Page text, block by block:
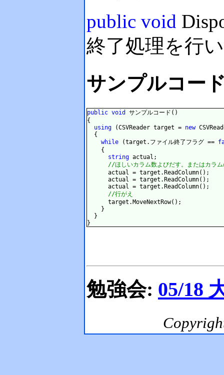
public void
終了処理を行
サンプルコー
public void
サンプルコード()
{
using (CSVReader target = new
  {
while (target.ファイル終了フラグ ==
    {
string actual;
//ほしいカラム数よびだす。またはカラ
      actual = target.ReadColumn();
      actual = target.ReadColumn();
      actual = target.ReadColumn();
//行がえ
      target.MoveNextRow();
    }
  }
}
勉強会: 05/18